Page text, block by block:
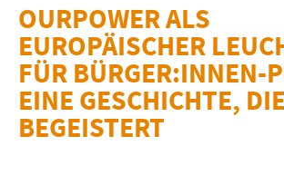
OURPOWER ALS
EUROPÄISCHER
FÜR BÜRGER:INNEN-
EINE GESCHICHTE, DIE
BEGEISTERT